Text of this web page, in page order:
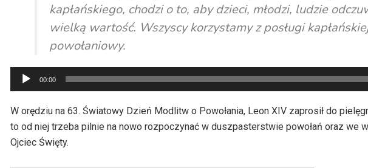
kapłańskiego, chodzi o to, aby dzieci, młodzi, ludzie
wielką wartość. Wszyscy korzystamy z posługi
powołaniowy.
Odtwarzacz
plików
dźwiękowych
00:00
W orędziu na 63. Światowy Dzień Modlitw o Powołania, Leon XIV zaprosił do
to od niej trzeba pilnie na nowo rozpoczynać w duszpasterstwie powołań oraz we
Ojciec Święty.